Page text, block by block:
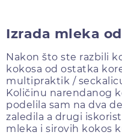
Izrada mleka
Nakon što ste razbili
kokosa od ostatka
multipraktik /
Količinu narendanog
podelila sam na dva
zaledila a drugi
mleka i sirovih kokos